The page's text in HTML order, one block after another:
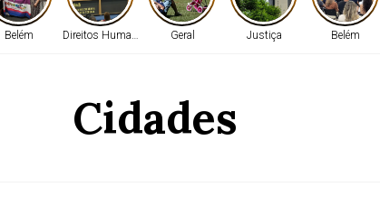
Belém Direitos Humanos Geral Justiça Belém
Cidades